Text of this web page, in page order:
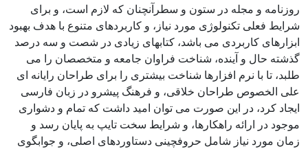
روزنامه و مجله در ستون و سطرآنچنان که لازم است، و برای
شرایط فعلی تکنولوژی مورد نیاز، و کاربردهای متنوع با هدف بهبود
ابزارهای کاربردی می باشد، کتابهای زیادی در شصت و سه درصد
گذشته حال و آینده، شناخت فراوان جامعه و متخصصان را می
طلبد، تا با نرم افزارها شناخت بیشتری را برای طراحان رایانه ای
علی الخصوص طراحان خلاقی، و فرهنگ پیشرو در زبان فارسی
ایجاد کرد، در این صورت می توان امید داشت که تمام و دشواری
موجود در ارائه راهکارها، و شرایط سخت تایپ به پایان رسد و
زمان مورد نیاز شامل حروفچینی دستاوردهای اصلی، و جوابگوی